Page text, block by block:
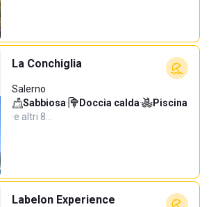
La Conchiglia
Salerno
Sabbiosa· Doccia calda·
Piscina
·e altri 8…
Labelon Experience